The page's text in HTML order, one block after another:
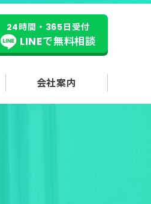
24時間・365日受付
LINEで無料相談
会社案内